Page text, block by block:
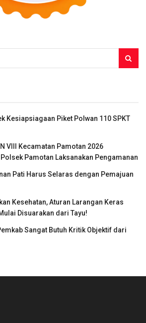
Kesiapsiagaan Piket Polwan 110 SPKT
VIII Kecamatan Pamotan 2026
Pamotan Laksanakan Pengamanan
Pati Harus Selaras dengan Pemajuan
Kesehatan, Aturan Larangan Keras
Disuarakan dari Tayu!
Sangat Butuh Kritik Objektif dari